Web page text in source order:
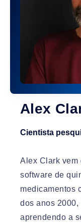
Alex
Cientista
Alex Clark vem
software de
medicamentos
dos anos 2000,
aprendendo a